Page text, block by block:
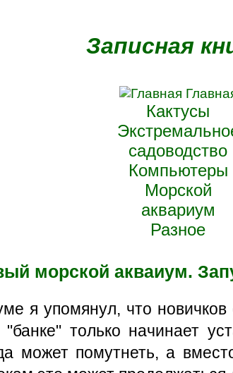
Записная
Кактусы
садоводство
Компьютеры
Морской
аквариум
Разное
морской акваиум.
я упомянул, что
только начинает
может помутнеть, а